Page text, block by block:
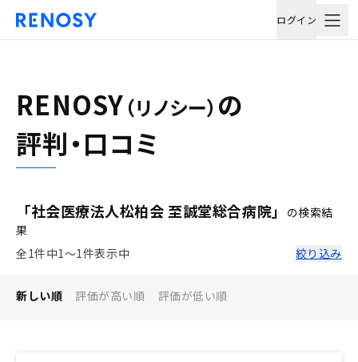
ログイン
RENOSY （リノシー） の
評判・口コミ
「社会医療法人松柏会 至誠堂総合病院」
の検索結
果
全1件中1〜1件表示中
絞り込み
新しい順 評価が高い順 評価が低い順